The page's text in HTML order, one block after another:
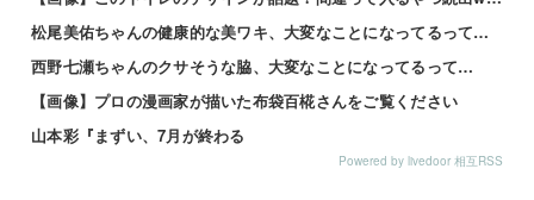
松尾美佑ちゃんの健康的な美ワキ、大変なことになってるって…
西野七瀬ちゃんのクサそうな脇、大変なことになってるって…
【画像】プロの漫画家が描いた布袋百椛さんをご覧ください
山本彩『まずい、7月が終わる
Powered by livedoor 相互RSS